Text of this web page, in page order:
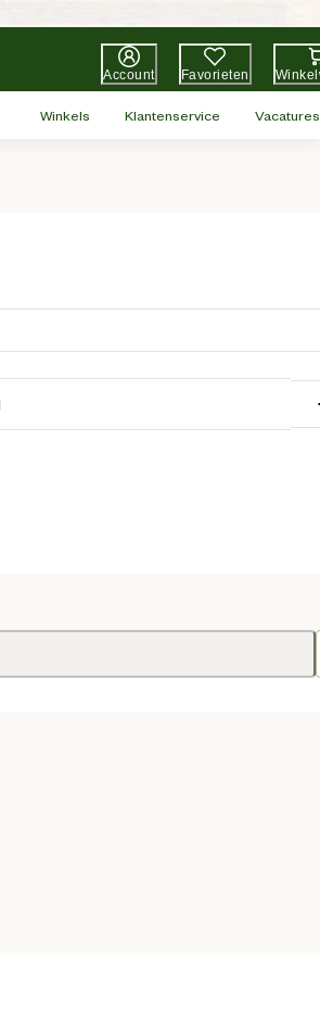
Account Favorieten
Winkels Klantenservice Vacatures